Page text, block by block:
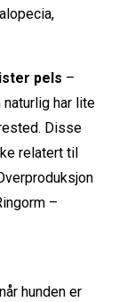
pels –
har lite
Disse
relatert til
–
hunden er